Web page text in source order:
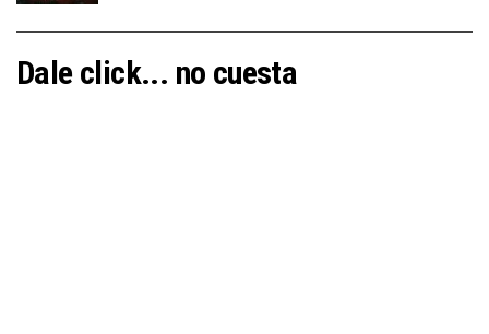
Dale click... no cuesta